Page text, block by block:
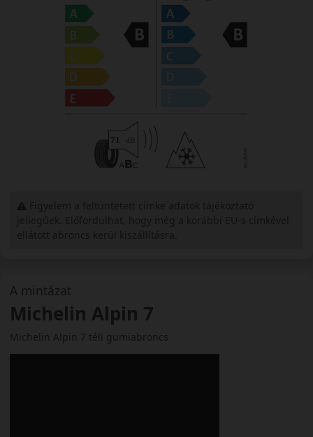
A mintázat
Michelin Alpin 7
Michelin Alpin 7 téli gumiabroncs